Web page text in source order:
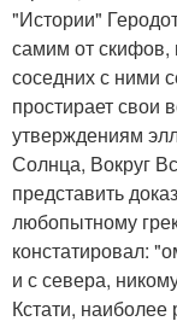
"Истории"
самим от скифов,
соседних с ними
простирает свои
утверждениям
Солнца, Вокруг
представить
любопытному
констатировал:
и с севера,
Кстати,